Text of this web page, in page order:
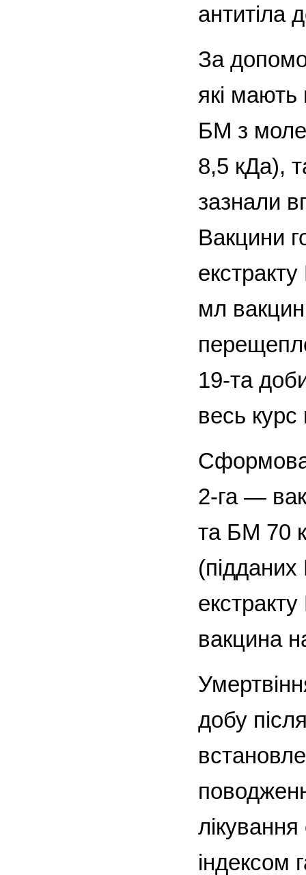
За
які
БМ з
8,5 кДа),
зазнали
Вакцини
мл
19-та
весь курс
2-га —
та БМ 70
вакцина
добу
індексом